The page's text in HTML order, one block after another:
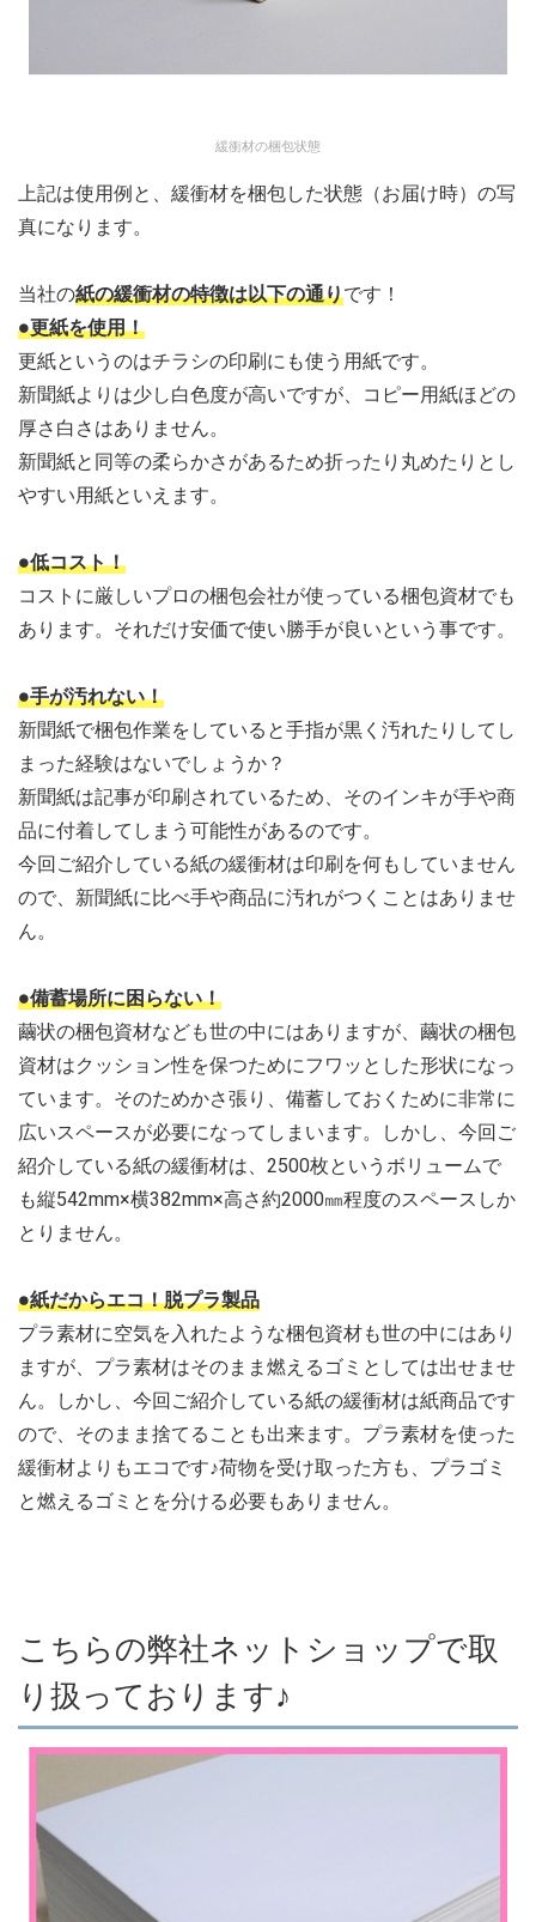
緩衝材の梱包状態
上記は使用例と、緩衝材を梱包した状態（お届け時）の写
真になります。
当社の紙の緩衝材の特徴は以下の通りです！
●更紙を使用！
更紙というのはチラシの印刷にも使う用紙です。
新聞紙よりは少し白色度が高いですが、コピー用紙ほどの
厚さ白さはありません。
新聞紙と同等の柔らかさがあるため折ったり丸めたりとし
やすい用紙といえます。
●低コスト！
コストに厳しいプロの梱包会社が使っている梱包資材でも
あります。それだけ安価で使い勝手が良いという事です。
●手が汚れない！
新聞紙で梱包作業をしていると手指が黒く汚れたりしてし
まった経験はないでしょうか？
新聞紙は記事が印刷されているため、そのインキが手や商
品に付着してしまう可能性があるのです。
今回ご紹介している紙の緩衝材は印刷を何もしていません
ので、新聞紙に比べ手や商品に汚れがつくことはありませ
ん。
●備蓄場所に困らない！
繭状の梱包資材なども世の中にはありますが、繭状の梱包
資材はクッション性を保つためにフワッとした形状になっ
ています。そのためかさ張り、備蓄しておくために非常に
広いスペースが必要になってしまいます。しかし、今回ご
紹介している紙の緩衝材は、2500枚というボリュームで
も縦542mm×横382mm×高さ約2000㎜程度のスペースしか
とりません。
●紙だからエコ！脱プラ製品
プラ素材に空気を入れたような梱包資材も世の中にはあり
ますが、プラ素材はそのまま燃えるゴミとしては出せませ
ん。しかし、今回ご紹介している紙の緩衝材は紙商品です
ので、そのまま捨てることも出来ます。プラ素材を使った
緩衝材よりもエコです♪荷物を受け取った方も、プラゴミ
と燃えるゴミとを分ける必要もありません。
こちらの弊社ネットショップで取
り扱っております♪